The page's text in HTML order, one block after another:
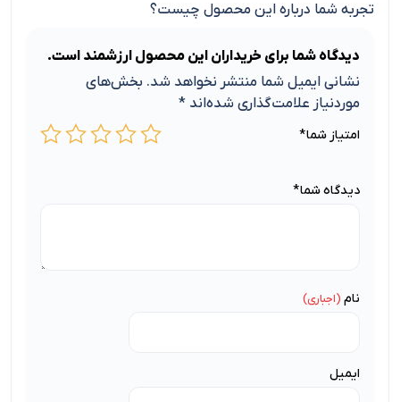
تجربه شما درباره این محصول چیست؟
دیدگاه شما برای خریداران این محصول ارزشمند است.
نشانی ایمیل شما منتشر نخواهد شد. بخش‌های
موردنیاز علامت‌گذاری شده‌اند *
امتیاز شما*
دیدگاه شما*
نام
ایمیل